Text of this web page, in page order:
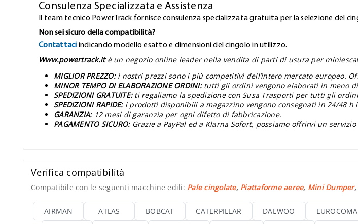
Consulenza Specializzata e Assistenza
Il team tecnico PowerTrack fornisce consulenza specializzata gratuita per la selezione del
Non sei sicuro della compatibilità?
Contattaci indicando modello esatto e dimensioni del cingolo in utilizzo.
Www.powertrack.it è un negozio online leader nella vendita di parti di usura per
MIGLIOR PREZZO: i nostri prezzi sono i più competitivi dell’intero mercato europeo.
MINOR TEMPO DI ELABORAZIONE ORDINI: tutti gli ordini vengono elaborati in meno
SPEDIZIONI GRATUITE: ti regaliamo la spedizione con Susa Trasporti per tutti gli
SPEDIZIONI RAPIDE: i prodotti disponibili a magazzino vengono consegnati in 24/48 h
GARANZIA: 12 mesi di garanzia per ogni difetto di fabbricazione.
PAGAMENTO SICURO: Grazie a PayPal ed a Klarna Sofort, possiamo offrirvi un
Verifica compatibilità
Compatibile con le seguenti macchine edili: Pale cingolate, Piattaforme aeree, Mini Dumper,
AIRMAN ATLAS BOBCAT CATERPILLAR DAEWOO